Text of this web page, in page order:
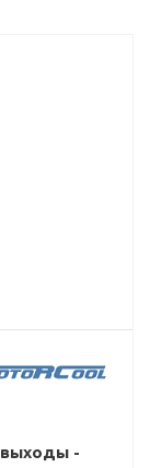
выходы -